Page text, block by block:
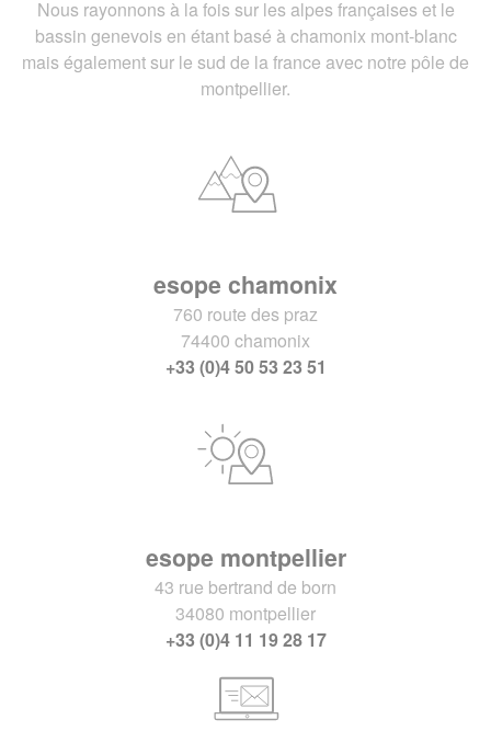
Nous rayonnons à la fois sur les alpes françaises et le
bassin genevois en étant basé à chamonix mont-blanc
mais également sur le sud de la france avec notre pôle de
montpellier.
esope chamonix
760 route des praz
74400 chamonix
+33 (0)4 50 53 23 51
esope montpellier
43 rue bertrand de born
34080 montpellier
+33 (0)4 11 19 28 17